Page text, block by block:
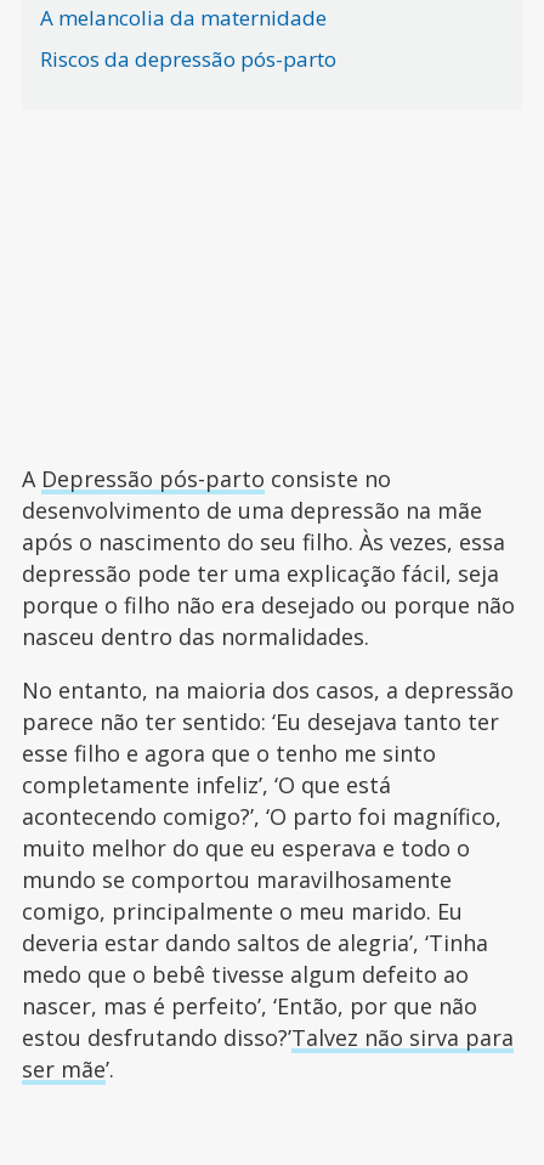
A melancolia da maternidade
Riscos da depressão pós-parto
A Depressão pós-parto consiste no
desenvolvimento de uma depressão na mãe
após o nascimento do seu filho. Às vezes, essa
depressão pode ter uma explicação fácil, seja
porque o filho não era desejado ou porque não
nasceu dentro das normalidades.
No entanto, na maioria dos casos, a depressão
parece não ter sentido: ‘Eu desejava tanto ter
esse filho e agora que o tenho me sinto
completamente infeliz’, ‘O que está
acontecendo comigo?’, ‘O parto foi magnífico,
muito melhor do que eu esperava e todo o
mundo se comportou maravilhosamente
comigo, principalmente o meu marido. Eu
deveria estar dando saltos de alegria’, ‘Tinha
medo que o bebê tivesse algum defeito ao
nascer, mas é perfeito’, ‘Então, por que não
estou desfrutando disso?’Talvez não sirva para
ser mãe’.